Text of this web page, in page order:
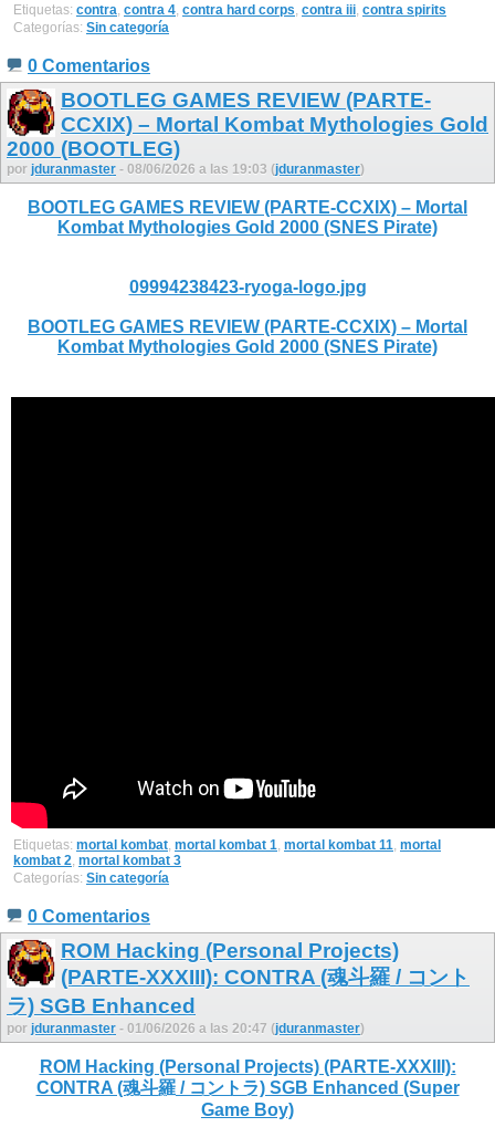
Etiquetas: contra, contra 4, contra hard corps, contra iii, contra spirits
Categorías: Sin categoría
0 Comentarios
BOOTLEG GAMES REVIEW (PARTE-
CCXIX) – Mortal Kombat Mythologies Gold
2000 (BOOTLEG)
por jduranmaster - 08/06/2026 a las 19:03 (jduranmaster)
BOOTLEG GAMES REVIEW (PARTE-CCXIX) – Mortal
Kombat Mythologies Gold 2000 (SNES Pirate)
09994238423-ryoga-logo.jpg
BOOTLEG GAMES REVIEW (PARTE-CCXIX) – Mortal
Kombat Mythologies Gold 2000 (SNES Pirate)
Etiquetas: mortal kombat mortal kombat 1 mortal kombat 11 mortal
kombat 2 mortal kombat 3
Categorías: Sin categoría
0 Comentarios
ROM Hacking (Personal Projects)
(PARTE-XXXIII): CONTRA (魂斗羅 / コント
ラ) SGB Enhanced
por jduranmaster - 01/06/2026 a las 20:47 (jduranmaster)
ROM Hacking (Personal Projects) (PARTE-XXXIII):
CONTRA (魂斗羅 / コントラ) SGB Enhanced (Super
Game Boy)